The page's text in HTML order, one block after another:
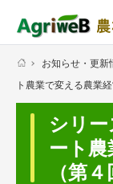
お知らせ・更新
ト農業で変える農業
シリ
ート農
（第